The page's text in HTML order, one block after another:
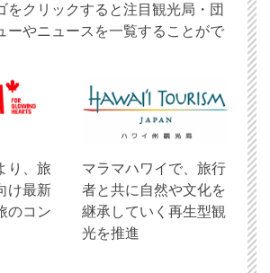
をクリックすると注目観光局・団
ーやニュースを一覧することがで
り、旅
け最新
のコン
マラマハワイで、旅行
者と共に自然や文化を
継承していく再生型観
光を推進